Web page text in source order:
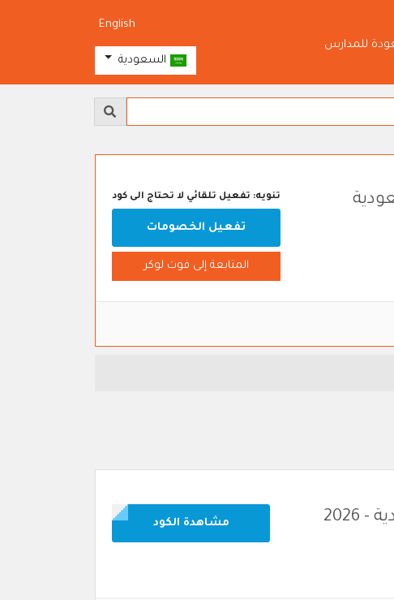
للمدارس
English
السعودية
تنويه: تفعيل تلقائي لا تحتاج الى كود
تفعيل الخصومات
المتابعة إلى فوت لوكر
مشاهدة الكود